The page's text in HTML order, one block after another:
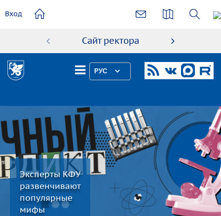
содержанию
Вход
Сайт ректора
РУС
Эксперты КФУ
развенчивают
популярные
мифы